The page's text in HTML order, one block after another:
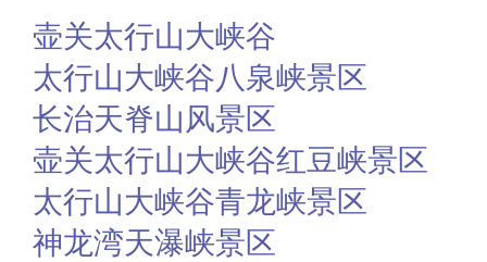
壶关太行山大峡谷
太行山大峡谷八泉峡景区
长治天脊山风景区
壶关太行山大峡谷红豆峡景区
太行山大峡谷青龙峡景区
神龙湾天瀑峡景区